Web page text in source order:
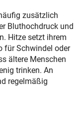
zusätzlich
Bluthochdruck und
Hitze setzt ihrem
für Schwindel oder
ältere Menschen
trinken. An
regelmäßig